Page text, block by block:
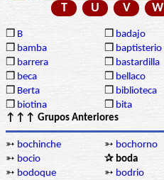
T
U V W
❒ B ❒ badajo
❒ bamba ❒ baptisterio
❒ barrera ❒ bastardilla
❒ beca ❒ bellaco
❒ Berta ❒ biblioteca
❒ biotina ❒ bita
↑↑↑ Grupos Anteriores
➳ bochinche ➳ bochorno
➳ bocio ✰ boda
➳ bodoque ➳ bodrio